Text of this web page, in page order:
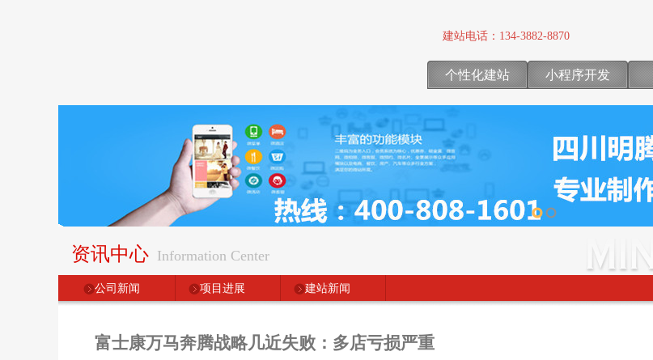
建站电话： 134-3882-8870
小程序开发
个性化建站
资讯中心 Information Center
公司新闻 项目进展 建站新闻
富士康万马奔腾战略几近失败：多店亏损严重